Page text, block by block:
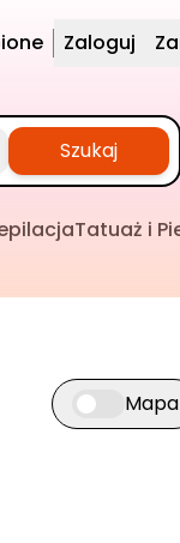
Zaloguj
Szukaj
Tatuaż i
Przełącz
Mapa